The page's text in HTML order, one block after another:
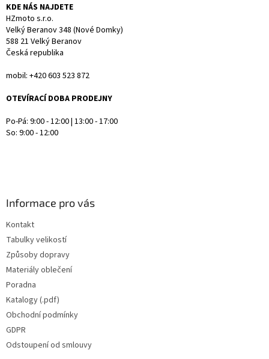
KDE NÁS NAJDETE
HZmoto s.r.o.
Velký Beranov 348 (Nové Domky)
588 21 Velký Beranov
Česká republika
mobil: +420 603 523 872
OTEVÍRACÍ DOBA PRODEJNY
Po-Pá: 9:00 - 12:00 | 13:00 - 17:00
So: 9:00 - 12:00
Informace pro vás
Kontakt
Tabulky velikostí
Způsoby dopravy
Materiály oblečení
Poradna
Katalogy (.pdf)
Obchodní podmínky
GDPR
Odstoupení od smlouvy